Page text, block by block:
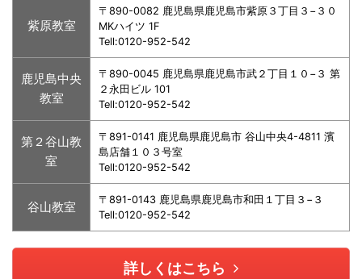
紫原教室
〒890-0082 鹿児島県鹿児島市紫原３丁目３−３０
MKハイツ 1F
Tell:0120-952-542
鹿児島中央
教室
〒890-0045 鹿児島県鹿児島市武２丁目１０−３ 第
２永田ビル 101
Tell:0120-952-542
第２谷山教
室
〒891-0141 鹿児島県鹿児島市 谷山中央4-4811 濱
島店舗１０３号室
Tell:0120-952-542
谷山教室
〒891-0143 鹿児島県鹿児島市和田１丁目３−３
Tell:0120-952-542
詳しくはこちら